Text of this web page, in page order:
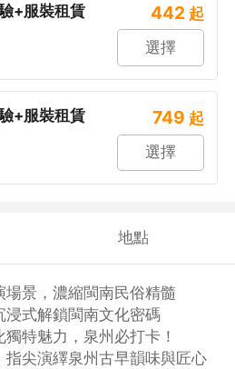
+服裝租賃
442 起
選擇
+服裝租賃
749 起
選擇
地點
景，濃縮閩南民俗精髓
浸式解鎖閩南文化密碼
特魅力，泉州必打卡！
指尖演繹泉州古早韻味與匠心